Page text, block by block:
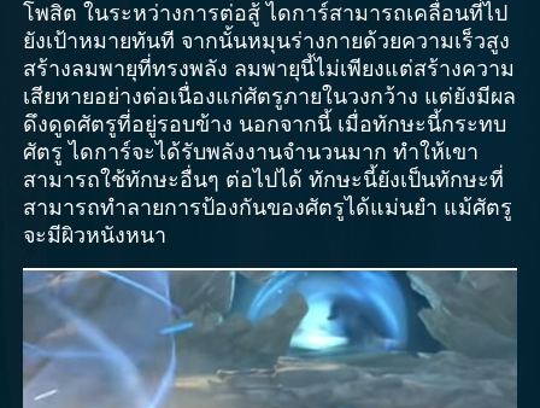
โพสิต ในระหว่างการต่อสู้ ไดการ์สามารถเคลื่อนที่ไป
ยังเป้าหมายทันที จากนั้นหมุนร่างกายด้วยความเร็วสูง
สร้างลมพายุที่ทรงพลัง ลมพายุนี้ไม่เพียงแต่สร้างความ
เสียหายอย่างต่อเนื่องแก่ศัตรูภายในวงกว้าง แต่ยังมีผล
ดึงดูดศัตรูที่อยู่รอบข้าง นอกจากนี้ เมื่อทักษะนี้กระทบ
ศัตรู ไดการ์จะได้รับพลังงานจำนวนมาก ทำให้เขา
สามารถใช้ทักษะอื่นๆ ต่อไปได้ ทักษะนี้ยังเป็นทักษะที่
สามารถทำลายการป้องกันของศัตรูได้แม่นยำ แม้ศัตรู
จะมีผิวหนังหนา